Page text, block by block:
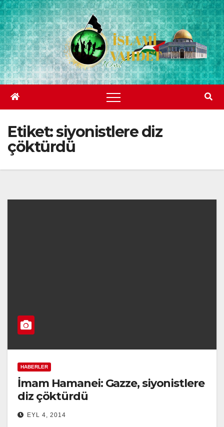
Skip
to
content
Etiket:siyonistlere diz
çöktürdü
HABERLER
İmam Hamanei: Gazze, siyonistlere
diz çöktürdü
EYL 4, 2014